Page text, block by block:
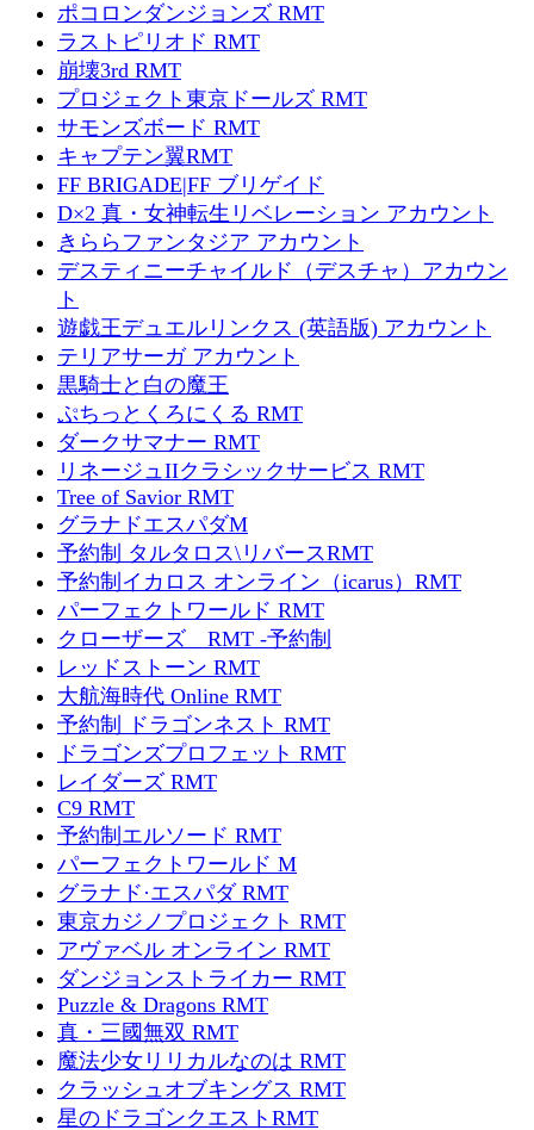
ポコロンダンジョンズ RMT
ラストピリオド RMT
崩壊3rd RMT
プロジェクト東京ドールズ RMT
サモンズボード RMT
キャプテン翼RMT
FF BRIGADE|FF ブリゲイド
D×2 真・女神転生リベレーション アカウント
きららファンタジア アカウント
デスティニーチャイルド（デスチャ）アカウン
ト
遊戯王デュエルリンクス (英語版) アカウント
テリアサーガ アカウント
黒騎士と白の魔王
ぷちっとくろにくる RMT
ダークサマナー RMT
リネージュIIクラシックサービス RMT
Tree of Savior RMT
グラナドエスパダM
予約制 タルタロス\リバースRMT
予約制イカロス オンライン（icarus）RMT
パーフェクトワールド RMT
クローザーズ RMT -予約制
レッドストーン RMT
大航海時代 Online RMT
予約制 ドラゴンネスト RMT
ドラゴンズプロフェット RMT
レイダーズ RMT
C9 RMT
予約制エルソード RMT
パーフェクトワールド M
グラナド·エスパダ RMT
東京カジノプロジェクト RMT
アヴァベル オンライン RMT
ダンジョンストライカー RMT
Puzzle & Dragons RMT
真・三國無双 RMT
魔法少女リリカルなのは RMT
クラッシュオブキングス RMT
星のドラゴンクエストRMT